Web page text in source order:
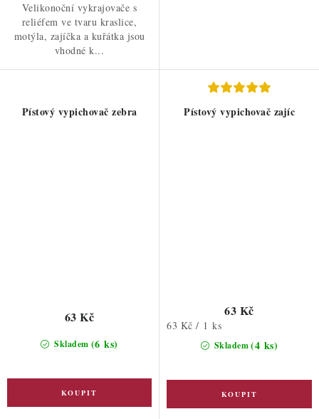
Velikonoční vykrajovače s
reliéfem ve tvaru kraslice,
motýla, zajíčka a kuřátka jsou
vhodné k...
Pístový vypichovač zebra
Skladem (6 ks)
63 Kč
Pístový vypichovač zajíc
Skladem(4 ks)
63 Kč
Měrná
63 Kč / 1 ks